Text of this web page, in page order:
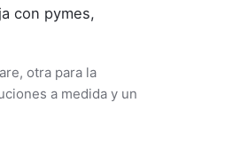
con pymes,
otra para la
a medida y un